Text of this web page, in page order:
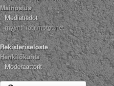
Mainostus
Mediatiedot
myynti (ät) motot.net
Rekisteriseloste
Henkilökunta
Moderaattorit